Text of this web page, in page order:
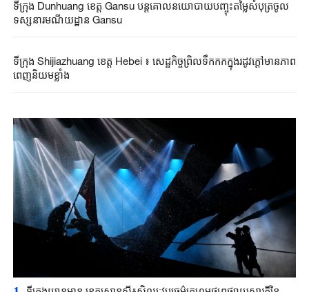
ទីក្រុង Dunhuang ខេត្ត Gansu បន្តគោលនយោបាយបញ្ចុះតម្លៃសំបុត្រចូល
ទស្សនារមណីយដ្ឋាន Gansu
ទីក្រុង Shijiazhuang ខេត្ត Hebei ៖ ​សេដ្ឋកិច្ចព្រិល​ទឹកកកក្នុងរដូវក្តៅមានភាព​
ពេញ​និយម​ខ្លាំង​